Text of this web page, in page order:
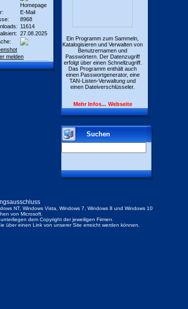
Homepage
E-Mail
8968
11614
27.08.2025
melden
Ein Programm zum Sammeln,
Katalogisieren und Verwalten von
Benutzernamen und
Passwörtern. Der Datenzugriff
erfolgt über einen Schnellzugriff.
Das Programm enthält auch
einen Passwortgenerator, eine
TAN-Listen-Verwaltung und
einen Dateiverschlüsseler.
Mehr Infos... Webseite
Suchen
NT, Windows Vista, Windows 7, Windows 8 und Windows 10
von Microsoft.
dem Copyright der jeweiligen Firmen.
über einen Link von unserer Site erreicht werden können.